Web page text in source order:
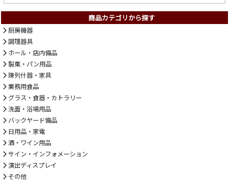
商品カテゴリから探す
厨房機器
調理器具
ホール・店内備品
製菓・パン用品
陳列什器・家具
業務用食品
グラス・食器・カトラリー
洗面・浴場用品
バックヤード備品
日用品・家電
酒・ワイン用品
サイン・インフォメーション
演出ディスプレイ
その他